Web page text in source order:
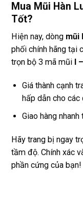
Mua Mũi Hàn
Tốt?
Hiện nay, dòng mũi
phối chính hãng tại
trọn bộ 3 mã mũi
I
Giá thành cạnh
hấp dẫn cho
Giao hàng nhanh
Hãy trang bị ngay
tầm độ. Chính xác
phần cứng của bạn!